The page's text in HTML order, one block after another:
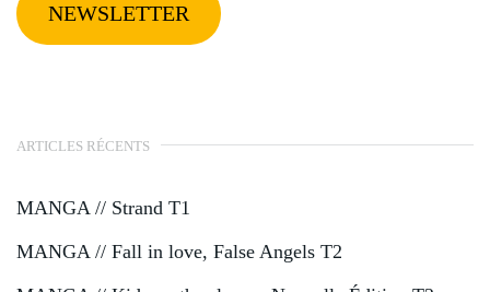
NEWSLETTER
ARTICLES RÉCENTS
MANGA // Strand T1
MANGA // Fall in love, False Angels T2